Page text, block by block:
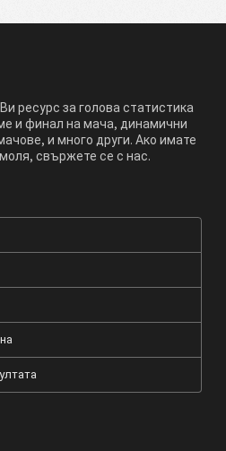
ресурс за голова статистика
и финал на мача, динамични
и много други. Ако имате
свържете се с нас.